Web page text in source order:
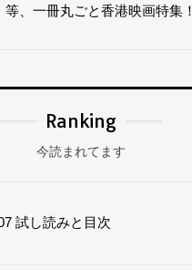
等、一冊丸ごと香港映画特集！
Ranking
今読まれてます
試し読みと目次